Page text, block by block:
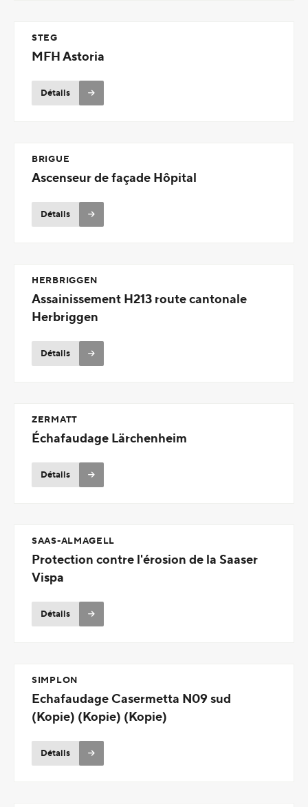
STEG
MFH Astoria
Détails
BRIGUE
Ascenseur de façade Hôpital
Détails
HERBRIGGEN
Assainissement H213 route cantonale
Herbriggen
Détails
ZERMATT
Échafaudage Lärchenheim
Détails
SAAS-ALMAGELL
Protection contre l'érosion de la Saaser
Vispa
Détails
SIMPLON
Echafaudage Casermetta N09 sud
(Kopie) (Kopie) (Kopie)
Détails